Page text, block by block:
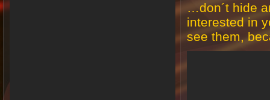
…don´t hide
interested in
see them,